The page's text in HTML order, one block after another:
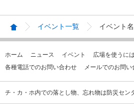
イベント一覧 イベント名
ホーム ニュース イベント 広場を使うに
各種電話でのお問い合わせ
メールでのお問い
チ・カ・ホ内での落とし物、忘れ物は防災セ